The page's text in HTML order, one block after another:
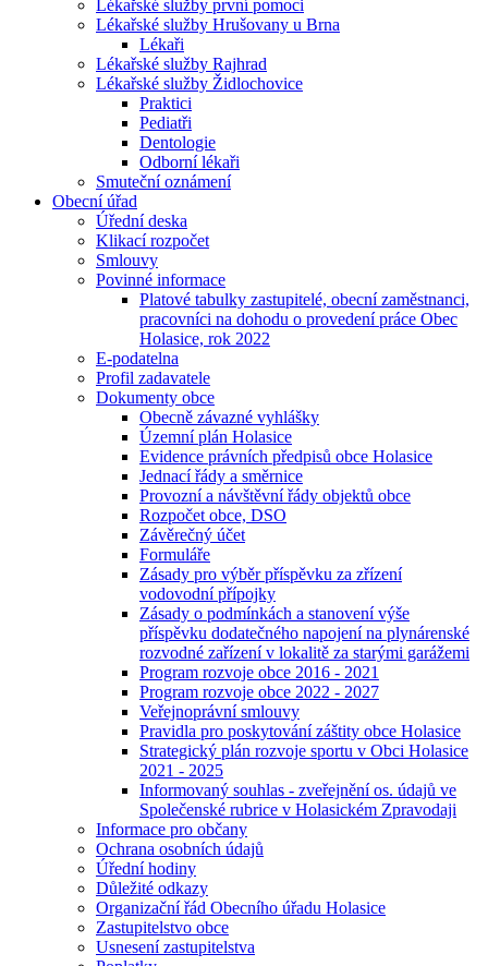
Lékařské služby první pomoci
Lékařské služby Hrušovany u Brna
Lékaři
Lékařské služby Rajhrad
Lékařské služby Židlochovice
Praktici
Pediatři
Dentologie
Odborní lékaři
Smuteční oznámení
Obecní úřad
Úřední deska
Klikací rozpočet
Smlouvy
Povinné informace
Platové tabulky zastupitelé, obecní zaměstnanci,
pracovníci na dohodu o provedení práce Obec
Holasice, rok 2022
E-podatelna
Profil zadavatele
Dokumenty obce
Obecně závazné vyhlášky
Územní plán Holasice
Evidence právních předpisů obce Holasice
Jednací řády a směrnice
Provozní a návštěvní řády objektů obce
Rozpočet obce, DSO
Závěrečný účet
Formuláře
Zásady pro výběr příspěvku za zřízení
vodovodní přípojky
Zásady o podmínkách a stanovení výše
příspěvku dodatečného napojení na plynárenské
rozvodné zařízení v lokalitě za starými garážemi
Program rozvoje obce 2016 - 2021
Program rozvoje obce 2022 - 2027
Veřejnoprávní smlouvy
Pravidla pro poskytování záštity obce Holasice
Strategický plán rozvoje sportu v Obci Holasice
2021 - 2025
Informovaný souhlas - zveřejnění os. údajů ve
Společenské rubrice v Holasickém Zpravodaji
Informace pro občany
Ochrana osobních údajů
Úřední hodiny
Důležité odkazy
Organizační řád Obecního úřadu Holasice
Zastupitelstvo obce
Usnesení zastupitelstva